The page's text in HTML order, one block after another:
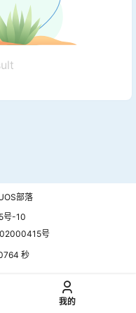
部落
号-10
号
秒
我的